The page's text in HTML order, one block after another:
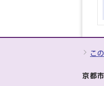
こ
京都